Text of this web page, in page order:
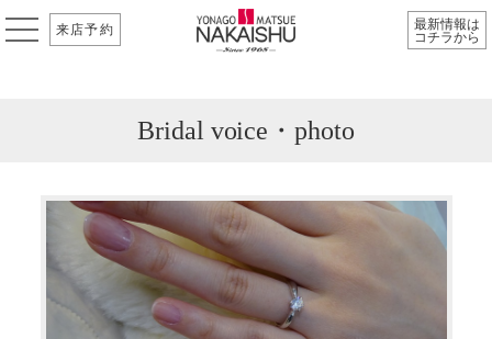
来店予約
最新情報は
コチラから
Bridal voice・photo